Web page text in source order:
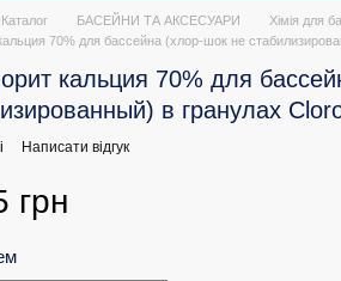
Каталог БАСЕЙНИ ТА АКСЕСУАРИ
Хімія для
70% для бассейна (хлор-шок не
кальция 70% для
в гранулах
Написати відгук
грн